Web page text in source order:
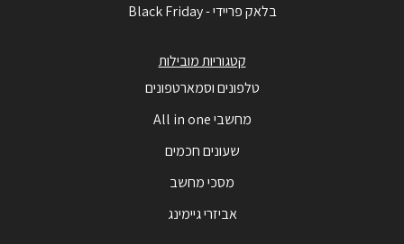
בלאק פריידי - Black Friday
קטגוריות מובילות
טלפונים וסמארטפונים
מחשבי All in one
שעונים חכמים
מסכי מחשב
אביזרי גיימינג